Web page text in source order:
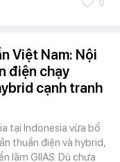
0
Việt Nam: Nội
điện chạy
cạnh tranh
tại Indonesia vừa bổ
thuần điện và hybrid,
lãm GIIAS. Dù chưa